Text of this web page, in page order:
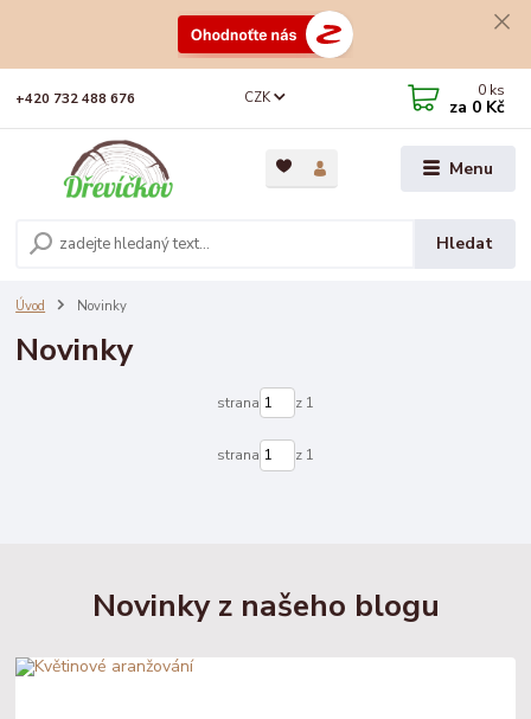
Menu
CZK
Hledat
+420 732 488 676 0 ks
za 0 Kč
Úvod Novinky
Novinky
strana z 1
strana z 1
Novinky z našeho blogu